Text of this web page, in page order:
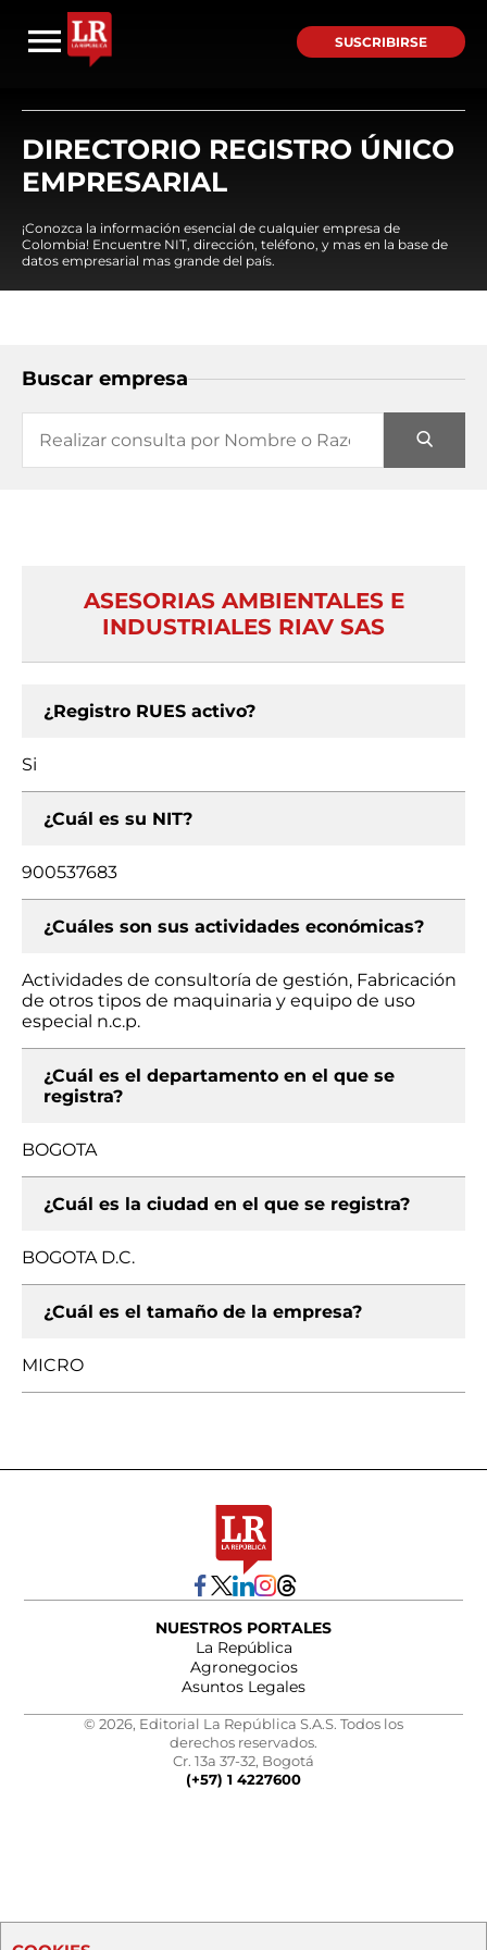
SUSCRIBIRSE
DIRECTORIO REGISTRO ÚNICO
EMPRESARIAL
¡Conozca la información esencial de cualquier empresa de
Colombia! Encuentre NIT, dirección, teléfono, y mas en la base de
datos empresarial mas grande del país.
Buscar empresa
ASESORIAS AMBIENTALES E
INDUSTRIALES RIAV SAS
¿Registro RUES activo?
Si
¿Cuál es su NIT?
900537683
¿Cuáles son sus actividades económicas?
Actividades de consultoría de gestión, Fabricación
de otros tipos de maquinaria y equipo de uso
especial n.c.p.
¿Cuál es el departamento en el que se
registra?
BOGOTA
¿Cuál es la ciudad en el que se registra?
BOGOTA D.C.
¿Cuál es el tamaño de la empresa?
MICRO
NUESTROS PORTALES
La República
Agronegocios
Asuntos Legales
© 2026, Editorial La República S.A.S. Todos los
derechos reservados.
Cr. 13a 37-32, Bogotá
(+57) 1 4227600